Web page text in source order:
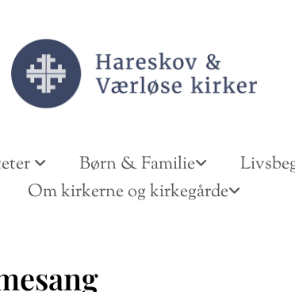
Børn & Familie
Om kirkerne og kirkegårde